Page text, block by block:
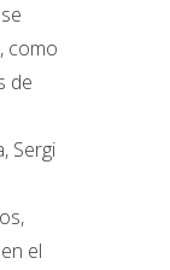
como
de
Sergi
el